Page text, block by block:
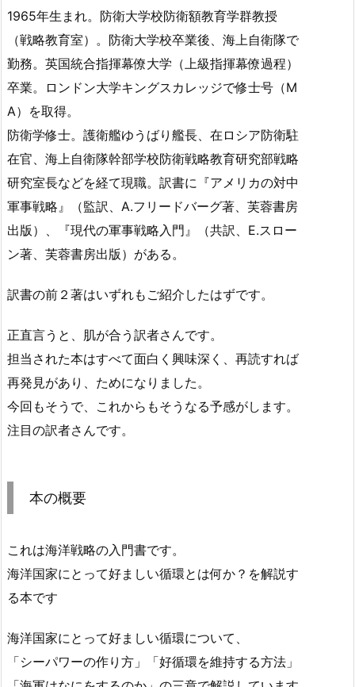
1965年生まれ。防衛大学校防衛額教育学群教授
（戦略教育室）。防衛大学校卒業後、海上自衛隊で
勤務。英国統合指揮幕僚大学（上級指揮幕僚過程）
卒業。ロンドン大学キングスカレッジで修士号（M
A）を取得。
防衛学修士。護衛艦ゆうばり艦長、在ロシア防衛駐
在官、海上自衛隊幹部学校防衛戦略教育研究部戦略
研究室長などを経て現職。訳書に『アメリカの対中
軍事戦略』（監訳、A.フリードバーグ著、芙蓉書房
出版）、『現代の軍事戦略入門』（共訳、E.スロー
ン著、芙蓉書房出版）がある。
訳書の前２著はいずれもご紹介したはずです。
正直言うと、肌が合う訳者さんです。
担当された本はすべて面白く興味深く、再読すれば
再発見があり、ためになりました。
今回もそうで、これからもそうなる予感がします。
注目の訳者さんです。
本の概要
これは海洋戦略の入門書です。
海洋国家にとって好ましい循環とは何か？を解説す
る本です
海洋国家にとって好ましい循環について、
「シーパワーの作り方」「好循環を維持する方法」